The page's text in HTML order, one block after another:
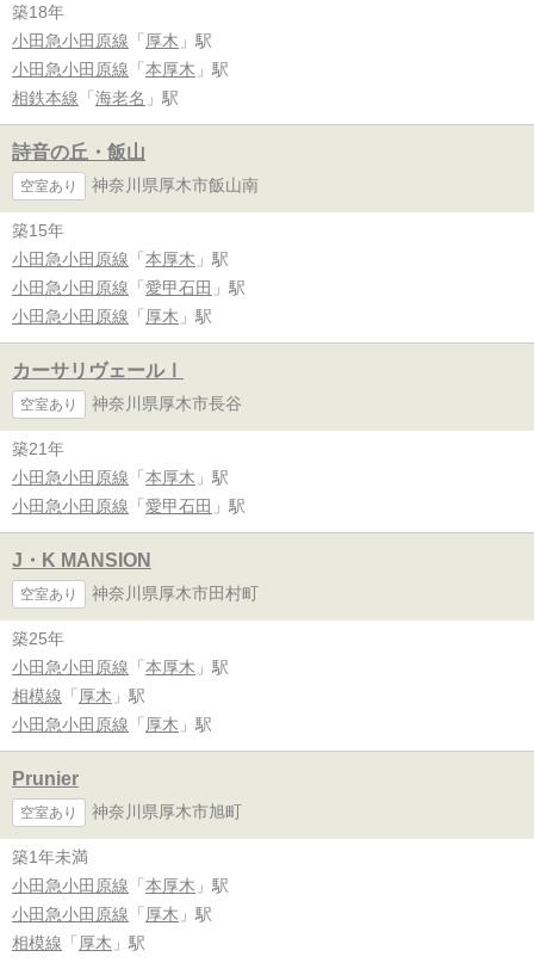
築18年
小田急小田原線 「 厚木 」駅
小田急小田原線 「 本厚木 」駅
相鉄本線 「 海老名 」駅
詩音の丘・飯山
空室あり 神奈川県厚木市飯山南
築15年
小田急小田原線 「 本厚木 」駅
小田急小田原線 「 愛甲石田 」駅
小田急小田原線 「 厚木 」駅
カーサリヴェールⅠ
空室あり 神奈川県厚木市長谷
築21年
小田急小田原線 「 本厚木 」駅
小田急小田原線 「 愛甲石田 」駅
J・K MANSION
空室あり 神奈川県厚木市田村町
築25年
小田急小田原線 「 本厚木 」駅
相模線 「 厚木 」駅
小田急小田原線 「 厚木 」駅
Prunier
空室あり 神奈川県厚木市旭町
築1年未満
小田急小田原線 「 本厚木 」駅
小田急小田原線 「 厚木 」駅
相模線 「 厚木 」駅